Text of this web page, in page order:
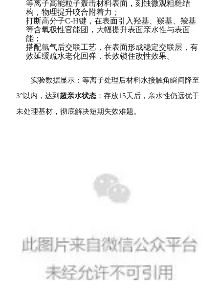
等离子高能粒子轰击材料表面，刻蚀微观粗糙结
构，物理提升咬合附着力；
打断高分子C-H键，在表面引入羟基、羰基、羧基
等含氧极性官能团，大幅提升表面亲水性与表面
能；
搭配氩气后交联工艺，在表面形成稳定交联层，有
效延缓疏水老化回弹，长效锁住改性效果。
实验数据显示：等离子处理后材料水接触角瞬间降至
3°以内，达到 超亲水状态 ；存放15天后，亲水性仍远优于
未处理基材，彻底解决短期失效难题。